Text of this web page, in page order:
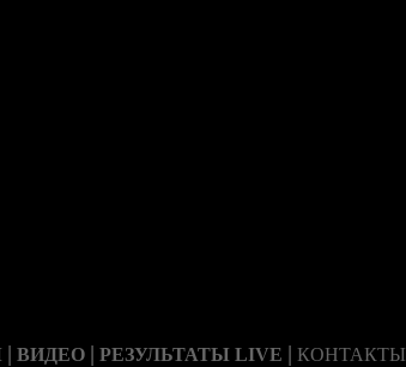
| ВИДЕО | РЕЗУЛЬТАТЫ LIVE | КОНТАКТЫ